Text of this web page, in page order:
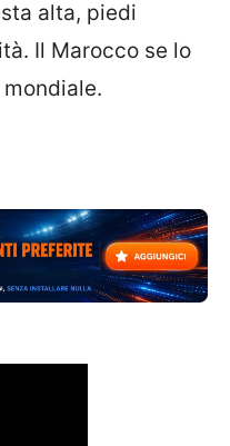
alta, piedi
Il Marocco se lo